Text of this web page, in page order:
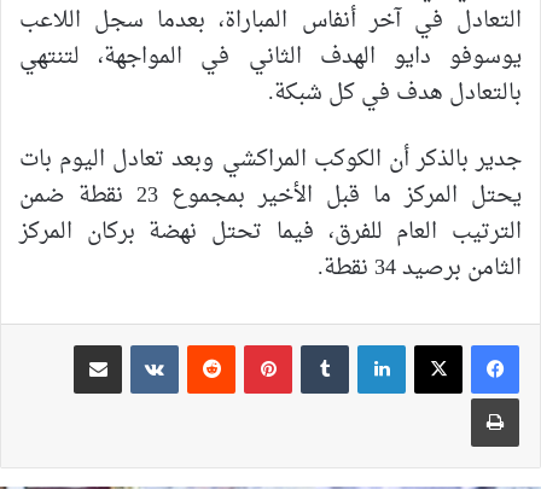
التعادل في آخر أنفاس المباراة، بعدما سجل اللاعب
يوسوفو دايو الهدف الثاني في المواجهة، لتنتهي
بالتعادل هدف في كل شبكة.
جدير بالذكر أن الكوكب المراكشي وبعد تعادل اليوم بات
يحتل المركز ما قبل الأخير بمجموع 23 نقطة ضمن
الترتيب العام للفرق، فيما تحتل نهضة بركان المركز
الثامن برصيد 34 نقطة.
لينكدإن بينتيريست
مشاركة عبر البريد
طباعة